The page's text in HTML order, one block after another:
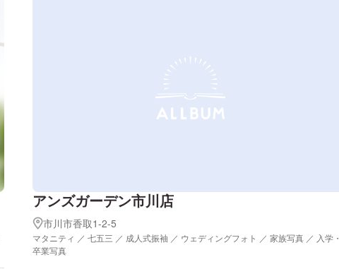
アンズガーデン市川店
市川市香取1-2-5
マタニティ ／ 七五三 ／ 成人式振袖 ／ ウェディングフォト ／ 家族写真 ／ 入学・
卒業写真